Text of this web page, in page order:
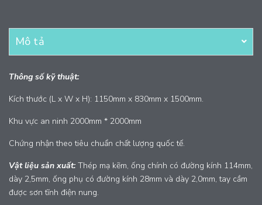
Mô tả
Thông số kỹ thuật:
Kích thước (L x W x H): 1150mm x 830mm x 1500mm.
Khu vực an ninh 2000mm * 2000mm
Chứng nhận theo tiêu chuẩn chất lượng quốc tế.
Vật liệu sản xuất:Thép mạ kẽm, ống chính có đường kính 114mm,
dày 2,5mm, ống phụ có đường kính 28mm và dày 2,0mm, tay cầm
được sơn tĩnh điện nung.